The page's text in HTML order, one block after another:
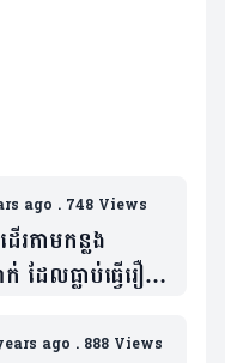
ago . 748 Views
រតាមកន្លង
ដែលធ្លាប់ធ្វើរឿង
លការរិះគន់យ៉ាង
ago . 888 Views